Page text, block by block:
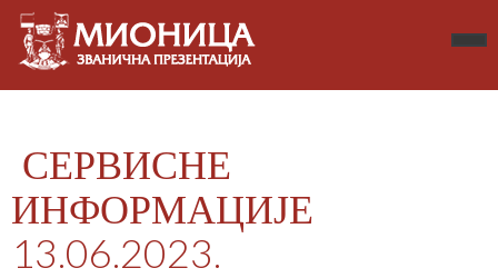
СЕРВИСНЕ
ИНФОРМАЦИЈЕ
13.06.2023.